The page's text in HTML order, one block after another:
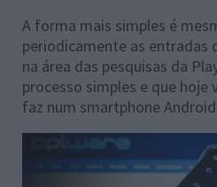
A forma mais simples é
periodicamente as entradas
na área das pesquisas da
processo simples e que
faz num smartphone Android.